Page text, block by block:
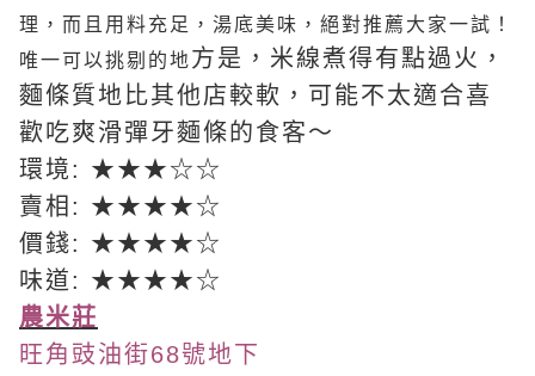
理，而且用料充足，湯底美味，絕對推薦大家一試！
唯一可以挑剔的地方是，米線煮得有點過火，
麵條質地比其他店較軟，可能不太適合喜
歡吃爽滑彈牙麵條的食客～
環境: ★★★☆☆
賣相: ★★★★☆
價錢: ★★★★☆
味道: ★★★★☆
農米莊
旺角豉油街68號地下